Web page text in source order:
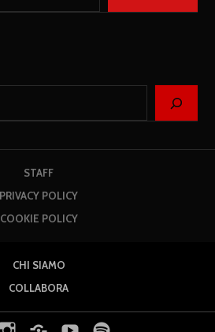
STAFF
PRIVACY POLICY
COOKIE POLICY
CHI SIAMO
COLLABORA